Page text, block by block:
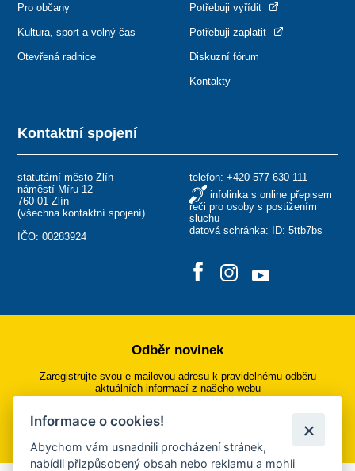
Kontaktní spojení
statutární město Zlín
náměstí Míru 12
760 01 Zlín
(všechna kontaktní spojení)
IČO: 00283924
telefon: +420 577 630 111
infolinka s online přepisem
řeči pro osoby s postižením
sluchu
datová schránka: ID: 5ttb7bs
Pro občany
Kultura, sport a volný čas
Otevřená radnice
Potřebuji vyřídit
Potřebuji zaplatit
Diskuzní fórum
Kontakty
Odběr novinek
Zaregistrujte svou e-mailovou adresu k pravidelnému odběru
aktuálních informací z našeho webu
Přihlásit se k odběru
Informace o cookies!
Abychom vám usnadnili procházení stránek,
nabídli přizpůsobený obsah nebo reklamu a mohli